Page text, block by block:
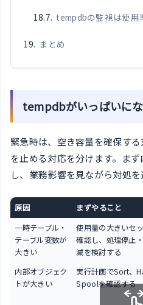
tempdbの監視は使用
まとめ
tempdbがいっぱいに
緊急時は、空き容量を確保す
を止める対応を分けます。ま
し、業務影響を見ながら対処を
原因 まずやること
一時テーブル・
テーブル変数が
大きい
使用量の大きいセ
確認し、処理停止
減を検討する
内部オブジェク
トが大きい
実行計画でSort、
Spoolを確認する